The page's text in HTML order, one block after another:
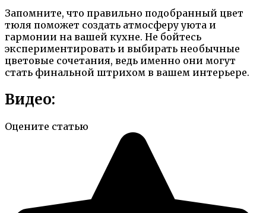
Запомните, что правильно подобранный цвет
тюля поможет создать атмосферу уюта и
гармонии на вашей кухне. Не бойтесь
экспериментировать и выбирать необычные
цветовые сочетания, ведь именно они могут
стать финальной штрихом в вашем интерьере.
Видео:
Оцените статью